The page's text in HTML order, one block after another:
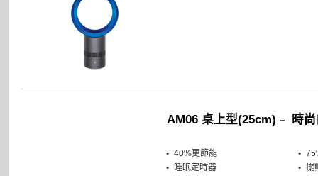
AM06 桌上型(25cm)﹣ 時
40%更節能
睡眠定時器
擺